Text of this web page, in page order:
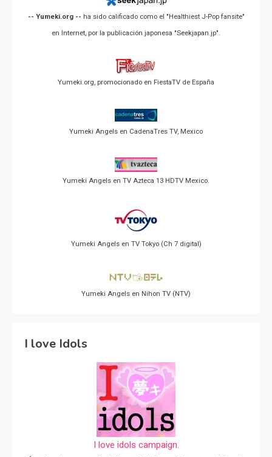
-- Yumeki.org -- ha sido calificado como el "Healthiest J-Pop fansite"
en Internet, por la publicación japonesa "Seekjapan.jp".
Yumeki.org, promocionado en FiestaTV de España
Yumeki Angels en CadenaTres TV, Mexico
Yumeki Angels en TV Azteca 13 HDTV Mexico.
Yumeki Angels en TV Tokyo (Ch 7 digital)
Yumeki Angels en Nihon TV (NTV)
I love Idols
I love idols campaign.